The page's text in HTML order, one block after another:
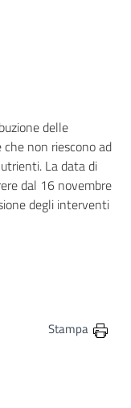
delle
non riescono ad
La data di
dal 16 novembre
degli interventi
Facebook
su Twitter
pagina su Linkedin
questa pagina via
Stampa